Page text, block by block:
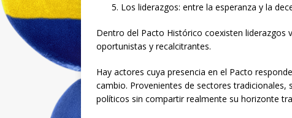
Los liderazgos: entre la esperanza y la
Dentro del Pacto Histórico coexisten
oportunistas y recalcitrantes.
Hay actores cuya presencia en el Pacto
cambio. Provenientes de sectores
políticos sin compartir realmente su horizonte